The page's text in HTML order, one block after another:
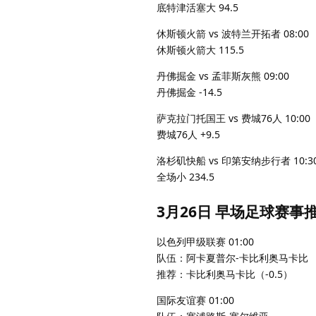
底特津活塞大 94.5
休斯顿火箭 vs 波特兰开拓者 08:00
休斯顿火箭大 115.5
丹佛掘金 vs 孟菲斯灰熊 09:00
丹佛掘金 -14.5
萨克拉门托国王 vs 费城76人 10:00
费城76人 +9.5
洛杉矶快船 vs 印第安纳步行者
全场小 234.5
3月26日 早场足球赛事
以色列甲级联赛 01:00
队伍：阿卡夏普尔-卡比利奥马卡比
推荐：卡比利奥马卡比（-0.5）
国际友谊赛 01:00